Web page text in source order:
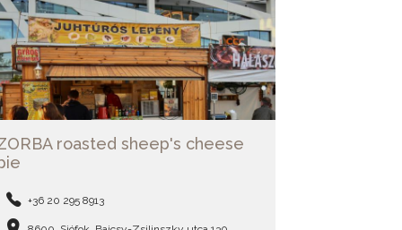
roasted sheep's cheese
+36 20 295 8913